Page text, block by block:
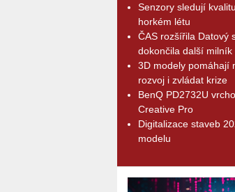
Senzory sledují
horkém létu
ČAS rozšířila Datový
dokončila další
3D modely pomáhají
rozvoj i zvládat krize
BenQ PD2732U
Creative Pro
Digitalizace staveb
modelu